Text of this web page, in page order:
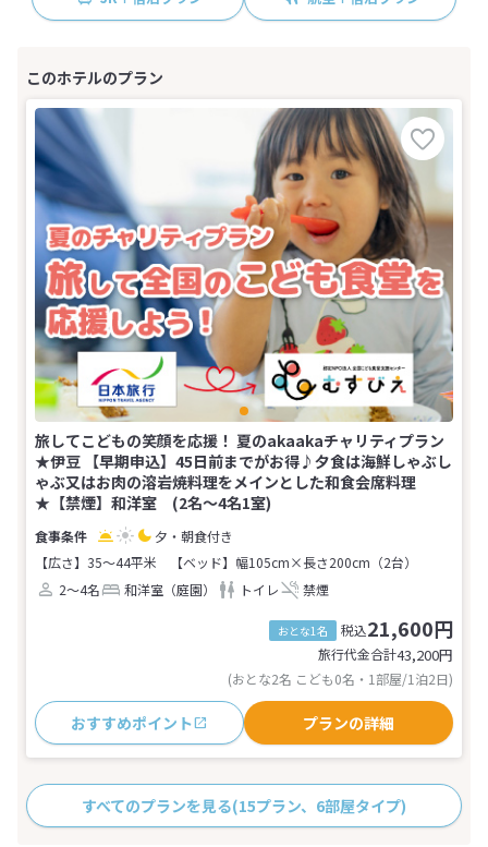
旅してこどもの笑顔を応援！ 夏のakaakaチャリティプラン
★伊豆 【早期申込】45日前までがお得♪夕食は海鮮しゃぶし
ゃぶ又はお肉の溶岩焼料理をメインとした和食会席料理
★【禁煙】和洋室 (2名～4名1室)
夕・朝食付き
【広さ】35～44平米
【ベッド】幅105cm×長さ200cm（2台）
2～4名
和洋室（庭園） トイレ 禁煙
おとな1名 税込21,600円
旅行代金合計43,200円
(おとな2名 こども0名・1部屋/1泊2日)
おすすめポイント プランの詳細
すべてのプランを見る(15プラン、6部屋タイプ)